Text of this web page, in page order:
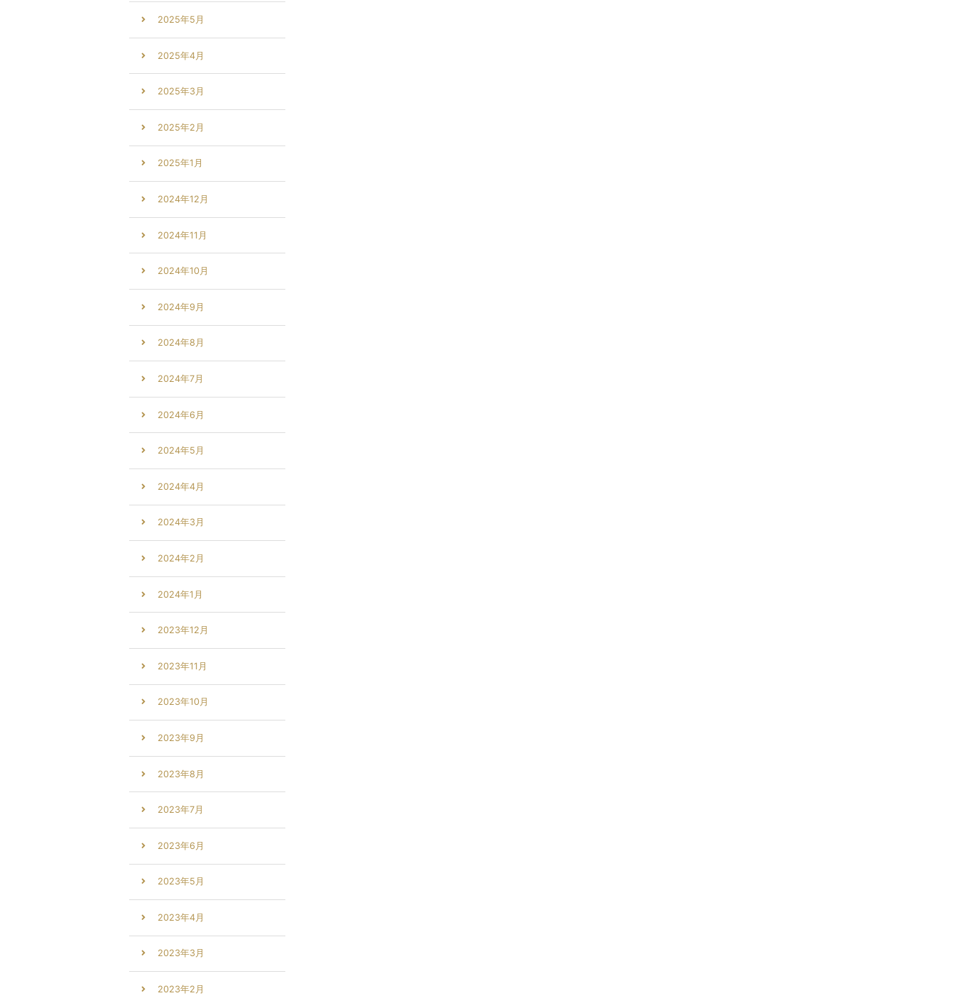
2025年5月
2025年4月
2025年3月
2025年2月
2025年1月
2024年12月
2024年11月
2024年10月
2024年9月
2024年8月
2024年7月
2024年6月
2024年5月
2024年4月
2024年3月
2024年2月
2024年1月
2023年12月
2023年11月
2023年10月
2023年9月
2023年8月
2023年7月
2023年6月
2023年5月
2023年4月
2023年3月
2023年2月